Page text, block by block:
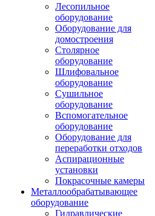
Лесопильное
оборудование
Оборудование для
домостроения
Столярное
оборудование
Шлифовальное
оборудование
Сушильное
оборудование
Вспомогательное
оборудование
Оборудование для
переработки отходов
Аспирационные
установки
Покрасочные камеры
Металлообрабатывающее
оборудование
Гидравлические